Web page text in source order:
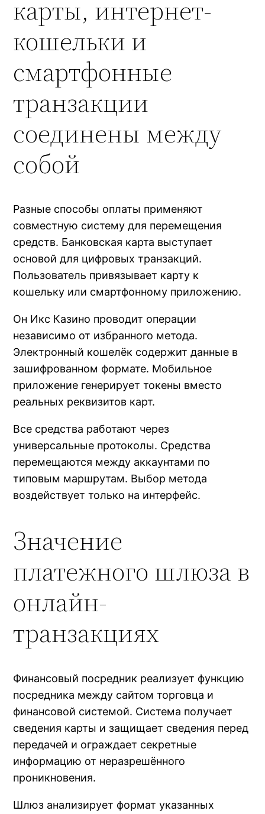
карты, интернет-
кошельки и
смартфонные
транзакции
соединены между
собой
Разные способы оплаты применяют
совместную систему для перемещения
средств. Банковская карта выступает
основой для цифровых транзакций.
Пользователь привязывает карту к
кошельку или смартфонному приложению.
Он Икс Казино проводит операции
независимо от избранного метода.
Электронный кошелёк содержит данные в
зашифрованном формате. Мобильное
приложение генерирует токены вместо
реальных реквизитов карт.
Все средства работают через
универсальные протоколы. Средства
перемещаются между аккаунтами по
типовым маршрутам. Выбор метода
воздействует только на интерфейс.
Значение
платежного шлюза в
онлайн-
транзакциях
Финансовый посредник реализует функцию
посредника между сайтом торговца и
финансовой системой. Система получает
сведения карты и защищает сведения перед
передачей и ограждает секретные
информацию от неразрешённого
проникновения.
Шлюз анализирует формат указанных